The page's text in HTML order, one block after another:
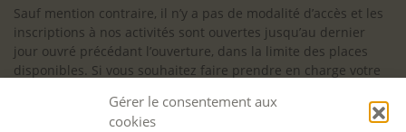
Gérer le consentement aux
cookies
Sauf mention contraire, il n’y a pas de modalité d’accès et les
inscriptions à nos activités sont ouvertes jusqu’au dernier
jour ouvré précédant l’ouverture, dans la limite des places
disponibles. Si vous souhaitez faire prendre en charge votre
est à effectuer au plus tard un mois avant le début de la